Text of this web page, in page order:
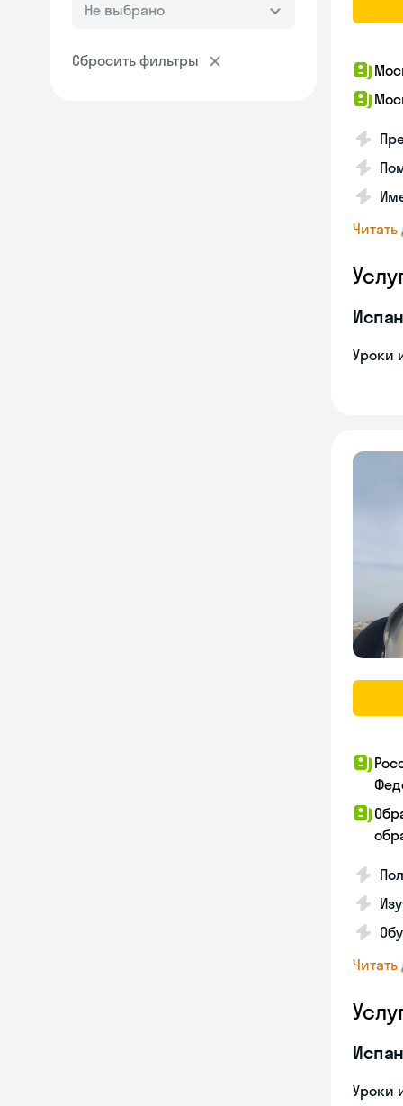
Не выбрано
Сбросить фильтры
Уроки
Уроки